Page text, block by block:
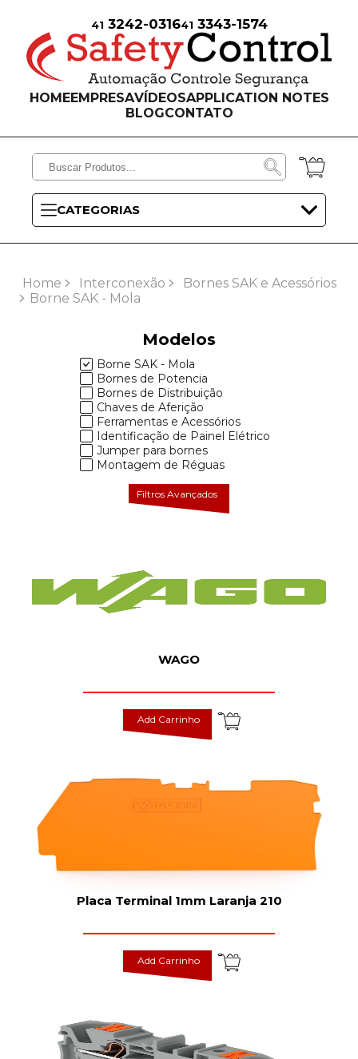
41 3242-031641 3343-1574
HOMEEMPRESAVÍDEOSAPPLICATION NOTES
BLOGCONTATO
CATEGORIAS
Home Interconexão
Bornes SAK e Acessórios
Borne SAK - Mola
Modelos
Borne SAK - Mola
Bornes de Potencia
Bornes de Distribuição
Chaves de Aferição
Ferramentas e Acessórios
Identificação de Painel Elétrico
Jumper para bornes
Montagem de Réguas
Filtros Avançados
WAGO
Add Carrinho
Placa Terminal 1mm Laranja 210
Add Carrinho